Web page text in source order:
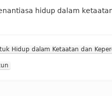
hidup dalam
Hidup dalam Ketaatan dan